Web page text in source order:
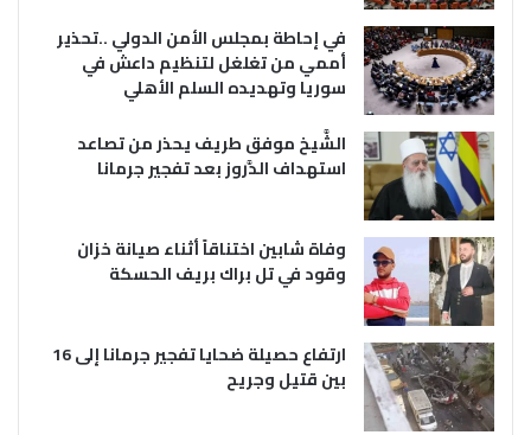
في إحاطة بمجلس الأمن الدولي ..تحذير
أممي من تغلغل لتنظيم داعش في
سوريا وتهديده السلم الأهلي
الشَّيخ موفق طريف يحذر من تصاعد
استهداف الدَّروز بعد تفجير جرمانا
وفاة شابين اختناقاً أثناء صيانة خزان
وقود في تل براك بريف الحسكة
ارتفاع حصيلة ضحايا تفجير جرمانا إلى 16
بين قتيل وجريح